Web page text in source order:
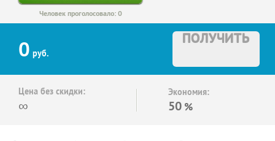
Человек проголосовало: 0
0 руб.
ПОЛУЧИТЬ
Цена без скидки:
∞
Экономия:
50 %